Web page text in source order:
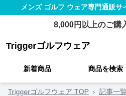
メンズ ゴルフ ウェア専門通販サ
8,000円以上のご購
Triggerゴルフウェア
新着商品 商品を検索
Triggerゴルフウェア TOP › 記事一覧